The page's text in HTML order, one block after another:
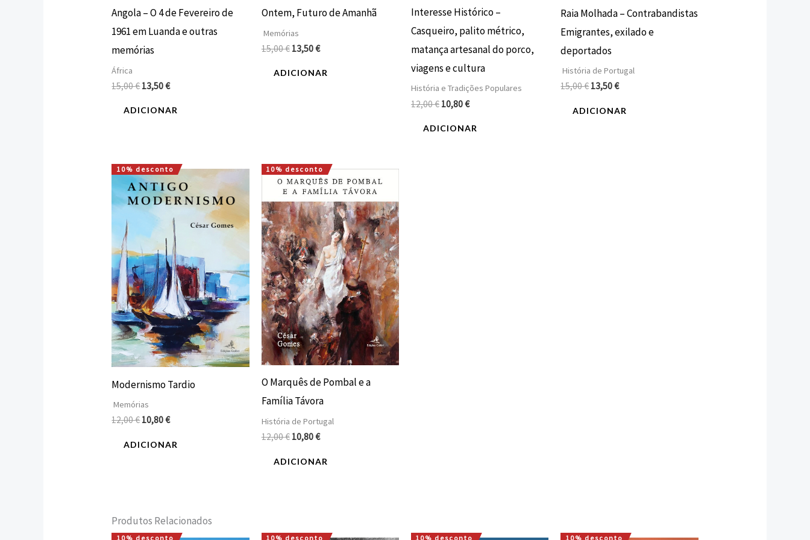
Angola – O 4 de Fevereiro de
1961 em Luanda e outras
memórias
África
15,00€13,50€
ADICIONAR
Ontem, Futuro de Amanhã
Memórias
15,00€ 13,50€
ADICIONAR
Interesse Histórico –
Casqueiro, palito métrico,
matança artesanal do porco,
viagens e cultura
História e Tradições Populares
12,00€ 10,80€
ADICIONAR
Raia Molhada – Contrabandistas
Emigrantes, exilado e
deportados
História de Portugal
15,00€13,50€
ADICIONAR
10% desconto
Modernismo Tardio
Memórias
12,00€
O
preço
original
era:
12,00 €.
10,80€
O
preço
atual
é:
10,80 €.
ADICIONAR
10% desconto
O Marquês de Pombal e a
Família Távora
História de Portugal
12,00€
O
preço
original
era:
12,00 €.
10,80€
O
preço
atual
é:
10,80 €.
ADICIONAR
Produtos Relacionados
10% desconto 10% desconto 10% desconto 10% desconto